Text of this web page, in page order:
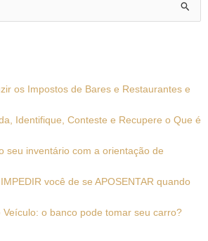
os Impostos de Bares e Restaurantes e
Identifique, Conteste e Recupere o Que é
seu inventário com a orientação de
você de se APOSENTAR quando
Veículo: o banco pode tomar seu carro?